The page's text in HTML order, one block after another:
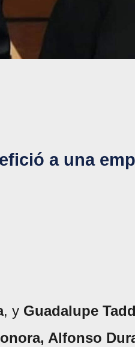
a una
, y Guadalupe
Alfonso